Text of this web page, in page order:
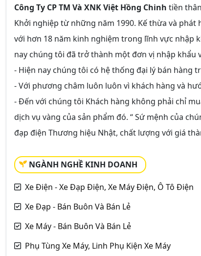
Công Ty CP TM Và XNK Việt Hồng Chinh tiền
Khởi nghiệp từ những năm 1990. Kế thừa và phát
với hơn 18 năm kinh nghiệm trong lĩnh vực nhập
nay chúng tôi đã trở thành một đơn vị nhập khẩu
- Hiện nay chúng tôi có hệ thống đại lý bán hàng
- Với phương châm luôn luôn vì khách hàng và
- Đến với chúng tôi Khách hàng không phải chỉ
dịch vụ vàng của sản phẩm đó. “ Sứ mệnh của
đạp điện Thương hiệu Nhật, chất lượng với giá
NGÀNH NGHỀ KINH DOANH
Xe Điện - Xe Đạp Điện, Xe Máy Điện, Ô Tô Điện
Xe Đạp - Bán Buôn Và Bán Lẻ
Xe Máy - Bán Buôn Và Bán Lẻ
Phụ Tùng Xe Máy, Linh Phụ Kiện Xe Máy